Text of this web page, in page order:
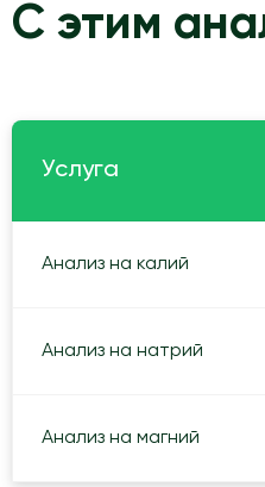
С этим
Услуга
Анализ на калий
Анализ на натрий
Анализ на магний